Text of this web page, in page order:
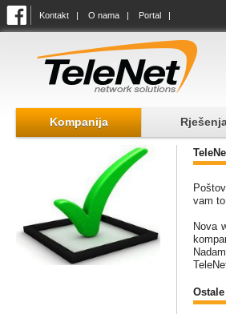
Kontakt | O nama | Portal |
Kompanija
vam
Nova